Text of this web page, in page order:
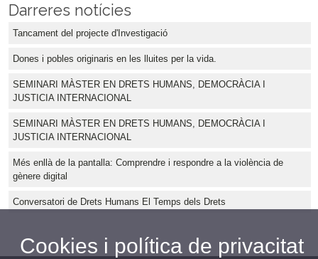
Darreres notícies
Tancament del projecte d'Investigació
Dones i pobles originaris en les lluites per la vida.
SEMINARI MÀSTER EN DRETS HUMANS, DEMOCRÀCIA I
JUSTICIA INTERNACIONAL
SEMINARI MÀSTER EN DRETS HUMANS, DEMOCRÀCIA I
JUSTICIA INTERNACIONAL
Més enllà de la pantalla: Comprendre i respondre a la violència de
gènere digital
Conversatori de Drets Humans El Temps dels Drets
Cookies i política de privacitat